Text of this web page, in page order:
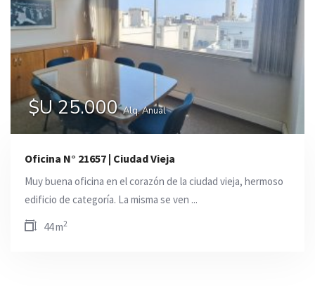
$U 25.000Alq. Anual
Oficina N° 21657 | Ciudad Vieja
Muy buena oficina en el corazón de la ciudad vieja, hermoso
edificio de categoría. La misma se ven ...
44 m2